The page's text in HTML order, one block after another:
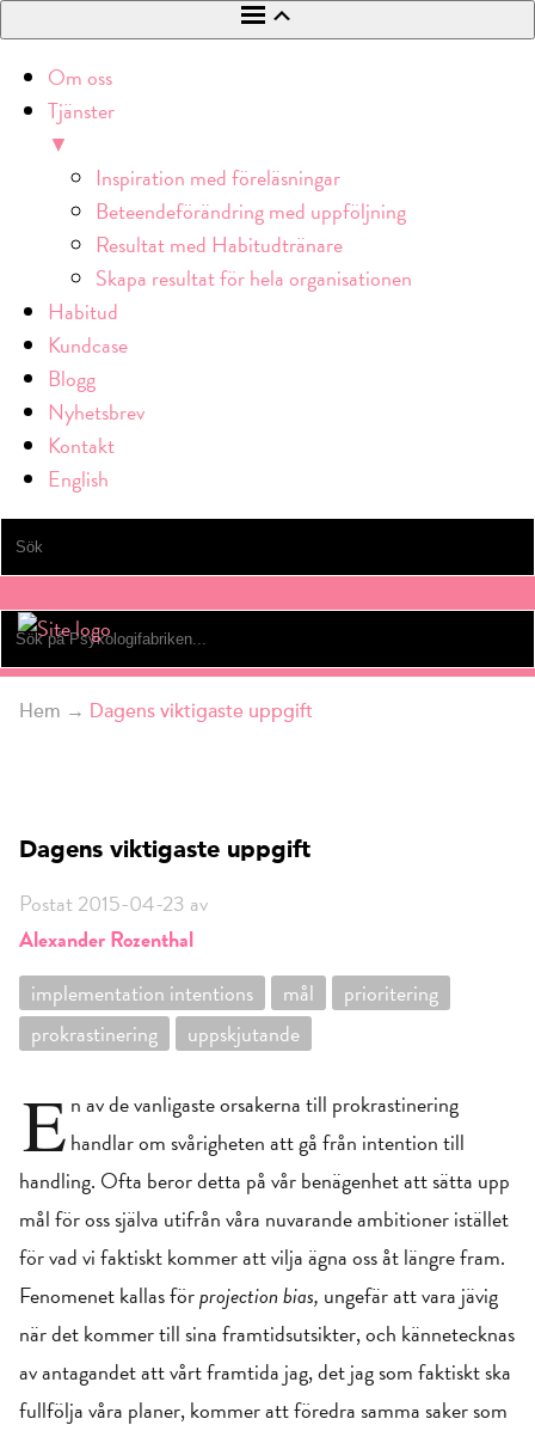
Om oss
Tjänster
▼
Inspiration med föreläsningar
Beteendeförändring med uppföljning
Resultat med Habitudtränare
Skapa resultat för hela organisationen
Habitud
Kundcase
Blogg
Nyhetsbrev
Kontakt
English
Hem → Dagens viktigaste uppgift
Dagens viktigaste uppgift
Postat 2015-04-23 av
Alexander Rozenthal
implementation intentions
mål
prioritering
prokrastinering
uppskjutande
En av de vanligaste orsakerna till prokrastinering
handlar om svårigheten att gå från intention till
handling. Ofta beror detta på vår benägenhet att sätta upp
mål för oss själva utifrån våra nuvarande ambitioner istället
för vad vi faktiskt kommer att vilja ägna oss åt längre fram.
Fenomenet kallas förprojection bias, ungefär att vara jävig
när det kommer till sina framtidsutsikter, och kännetecknas
av antagandet att vårt framtida jag, det jag som faktiskt ska
fullfölja våra planer, kommer att föredra samma saker som